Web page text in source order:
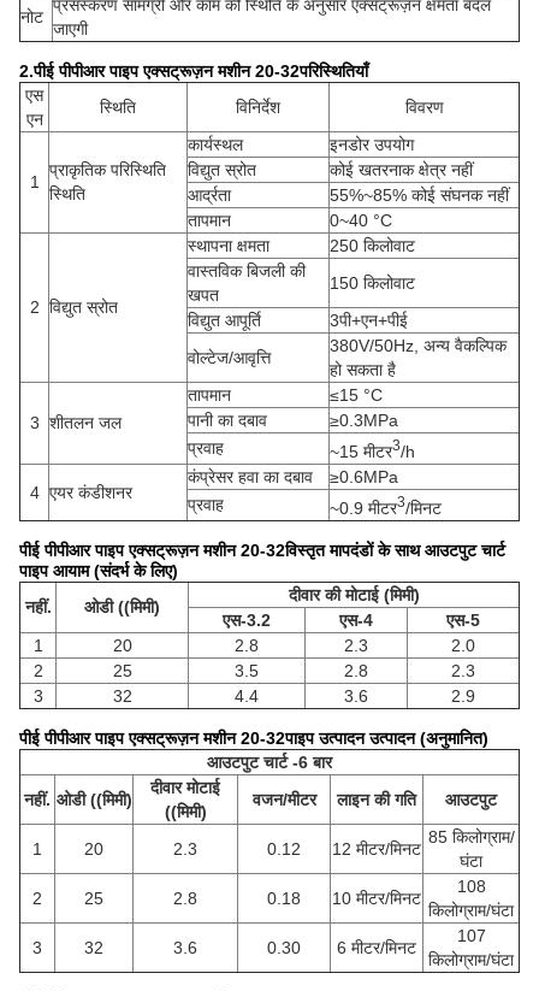
नोट
प्रसंस्करण सामग्री और काम की स्थिति के अनुसार एक्सट्रूज़न क्षमता बदल
जाएगी
2.पीई पीपीआर पाइप एक्सट्रूज़न मशीन 20-32परिस्थितियाँ
एस
एन
स्थिति विनिर्देश विवरण
1
प्राकृतिक परिस्थिति
स्थिति
कार्यस्थल
इनडोर उपयोग
विद्युत स्रोत
कोई खतरनाक क्षेत्र नहीं
आर्द्रता
55%~85% कोई संघनक नहीं
तापमान
0~40 °C
2 विद्युत स्रोत
स्थापना क्षमता
250 किलोवाट
वास्तविक बिजली की
खपत
150 किलोवाट
विद्युत आपूर्ति
3पी+एन+पीई
वोल्टेज/आवृत्ति
380V/50Hz, अन्य वैकल्पिक
हो सकता है
3 शीतलन जल
तापमान
≤15 °C
पानी का दबाव
≥0.3MPa
प्रवाह
~15 मीटर3/h
4 एयर कंडीशनर
कंप्रेसर हवा का दबाव
≥0.6MPa
प्रवाह
~0.9 मीटर3/मिनट
पीई पीपीआर पाइप एक्सट्रूज़न मशीन 20-32विस्तृत मापदंडों के साथ आउटपुट चार्ट
पाइप आयाम (संदर्भ के लिए)
नहीं.
ओडी ((मिमी)
दीवार की मोटाई (मिमी)
एस-3.2
एस-4
एस-5
1
20 2.8 2.3
2.0
2
25 3.5 2.8
2.3
3
32 4.4 3.6 2.9
पीई पीपीआर पाइप एक्सट्रूज़न मशीन 20-32पाइप उत्पादन उत्पादन (अनुमानित)
आउटपुट चार्ट -6 बार
नहीं. ओडी ((मिमी)
दीवार मोटाई
((मिमी)
वजन/मीटर लाइन की गति आउटपुट
1 20 2.3 0.12 12 मीटर/मिनट
85 किलोग्राम/
घंटा
2
25 2.8 0.18 10 मीटर/मिनट
108
किलोग्राम/घंटा
3
32 3.6 0.30 6 मीटर/मिनट
107
किलोग्राम/घंटा